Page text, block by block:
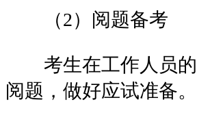
（2）阅题备考
考生在工作人员的
阅题，做好应试准备。